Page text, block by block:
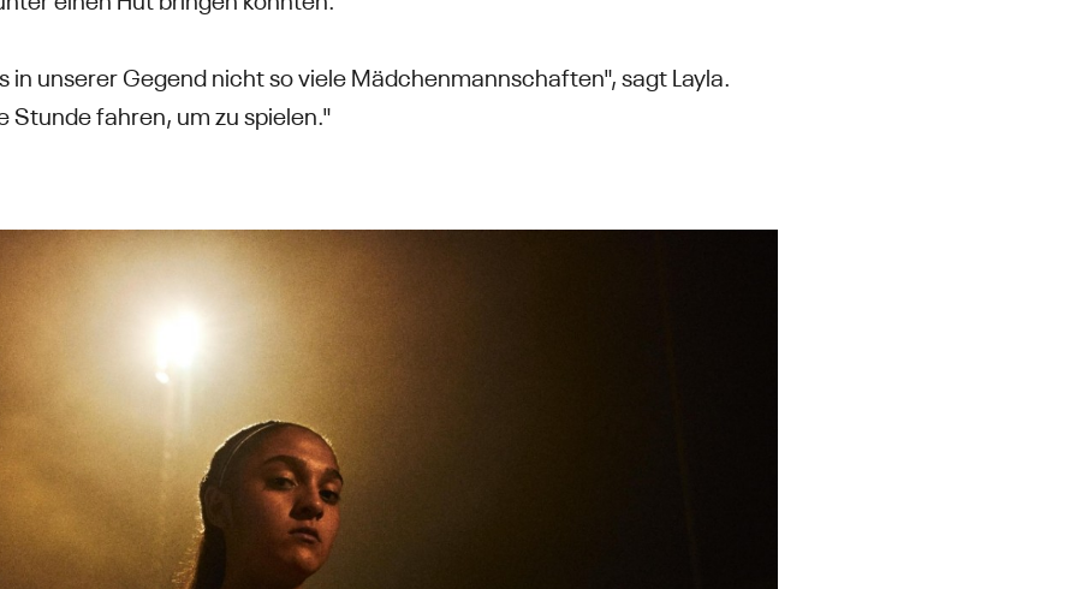
in unserer Gegend nicht so viele Mädchenmannschaften", sagt Layla.
Stunde fahren, um zu spielen."